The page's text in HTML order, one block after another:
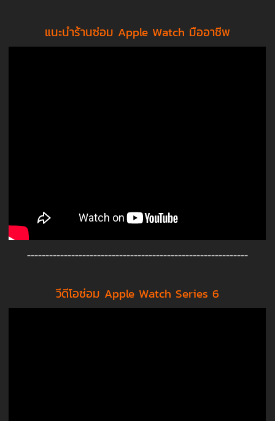
แนะนำร้านซ่อม Apple Watch มืออาชีพ
------------------------------------------------------------
วีดีโอซ่อม Apple Watch Series 6